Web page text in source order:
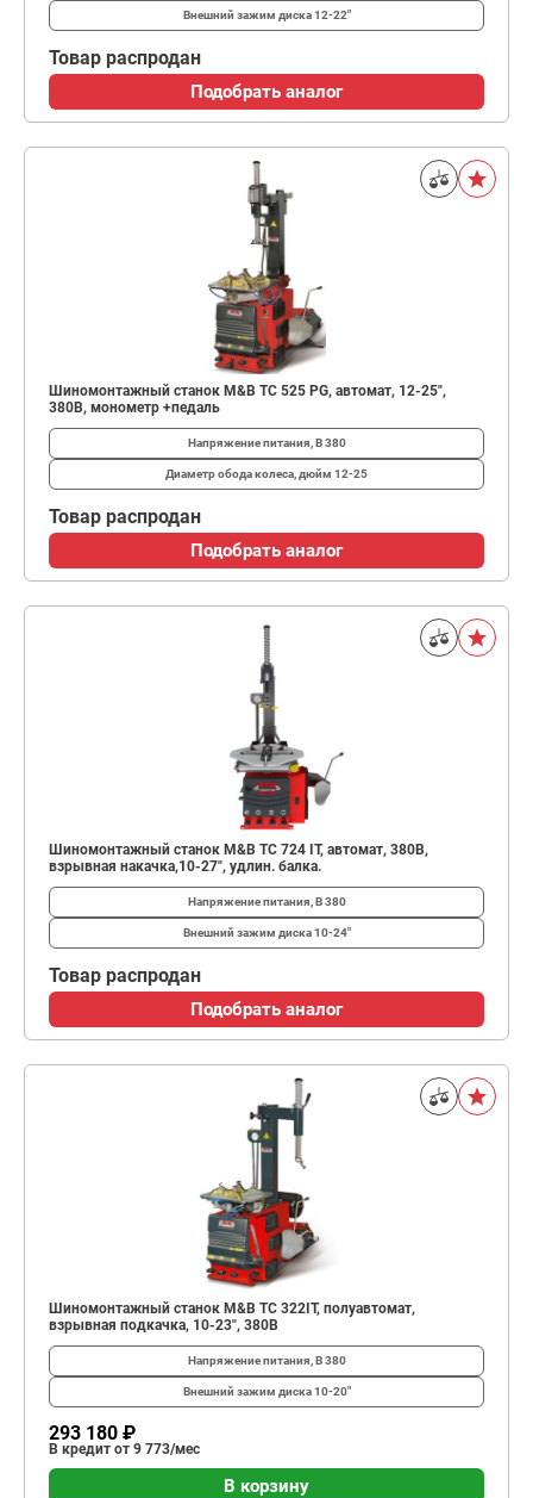
Внешний зажим диска12-22"
Товар распродан
Подобрать аналог
Шиномонтажный станок M&B TC 525 PG, автомат, 12-25",
380В, монометр +педаль
Напряжение питания, В380
Диаметр обода колеса, дюйм 12-25
Товар распродан
Подобрать аналог
Шиномонтажный станок M&B TC 724 IT, автомат, 380В,
взрывная накачка,10-27", удлин. балка.
Напряжение питания, В380
Внешний зажим диска10-24"
Товар распродан
Подобрать аналог
Шиномонтажный станок M&B TC 322IT, полуавтомат,
взрывная подкачка, 10-23", 380В
Напряжение питания, В380
Внешний зажим диска10-20"
293 180 ₽
В кредит от 9 773/мес
В корзину